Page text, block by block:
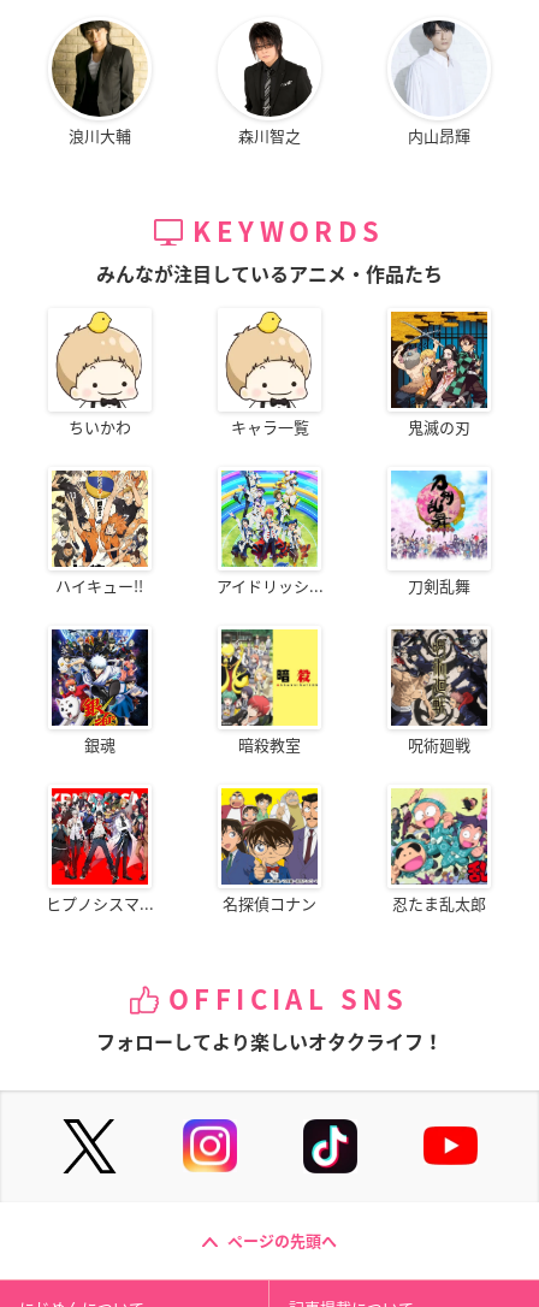
浪川大輔 森川智之 内山昂輝
KEYWORDS
みんなが注目しているアニメ・作品たち
ちいかわ キャラ一覧 鬼滅の刃
ハイキュー!! アイドリッシ... 刀剣乱舞
銀魂 暗殺教室 呪術廻戦
ヒプノシスマ... 名探偵コナン 忍たま乱太郎
OFFICIAL SNS
フォローしてより楽しいオタクライフ！
ページの先頭へ